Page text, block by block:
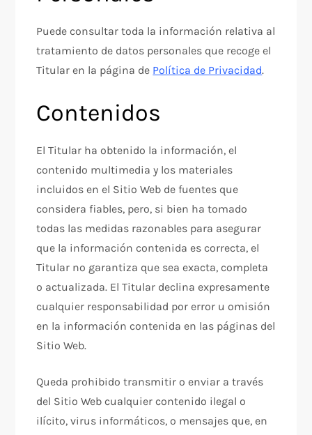
Puede consultar toda la información relativa al
tratamiento de datos personales que recoge el
Titular en la página de Política de Privacidad.
Contenidos
El Titular ha obtenido la información, el
contenido multimedia y los materiales
incluidos en el Sitio Web de fuentes que
considera fiables, pero, si bien ha tomado
todas las medidas razonables para asegurar
que la información contenida es correcta, el
Titular no garantiza que sea exacta, completa
o actualizada. El Titular declina expresamente
cualquier responsabilidad por error u omisión
en la información contenida en las páginas del
Sitio Web.
Queda prohibido transmitir o enviar a través
del Sitio Web cualquier contenido ilegal o
ilícito, virus informáticos, o mensajes que, en